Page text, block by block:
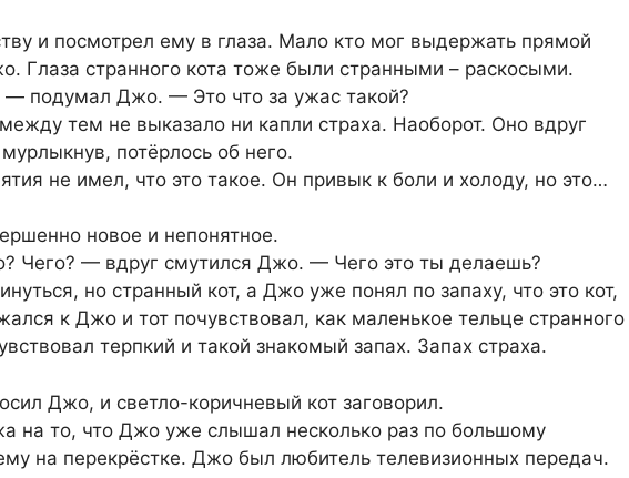
и посмотрел ему в глаза. Мало кто мог выдержать прямой
Глаза странного кота тоже были странными – раскосыми.
подумал Джо. — Это что за ужас такой?
тем не выказало ни капли страха. Наоборот. Оно вдруг
потёрлось об него.
не имел, что это такое. Он привык к боли и холоду, но это…
новое и непонятное.
Чего? — вдруг смутился Джо. — Чего это ты делаешь?
но странный кот, а Джо уже понял по запаху, что это кот,
к Джо и тот почувствовал, как маленькое тельце странного
терпкий и такой знакомый запах. Запах страха.
Джо, и светло-коричневый кот заговорил.
на то, что Джо уже слышал несколько раз по большому
на перекрёстке. Джо был любитель телевизионных передач.